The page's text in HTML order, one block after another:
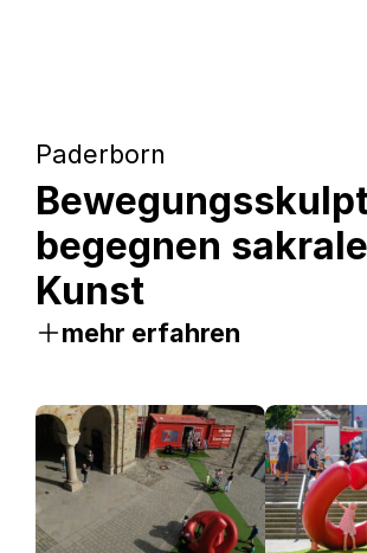
Paderborn
begegnen
Kunst
mehr erfahren